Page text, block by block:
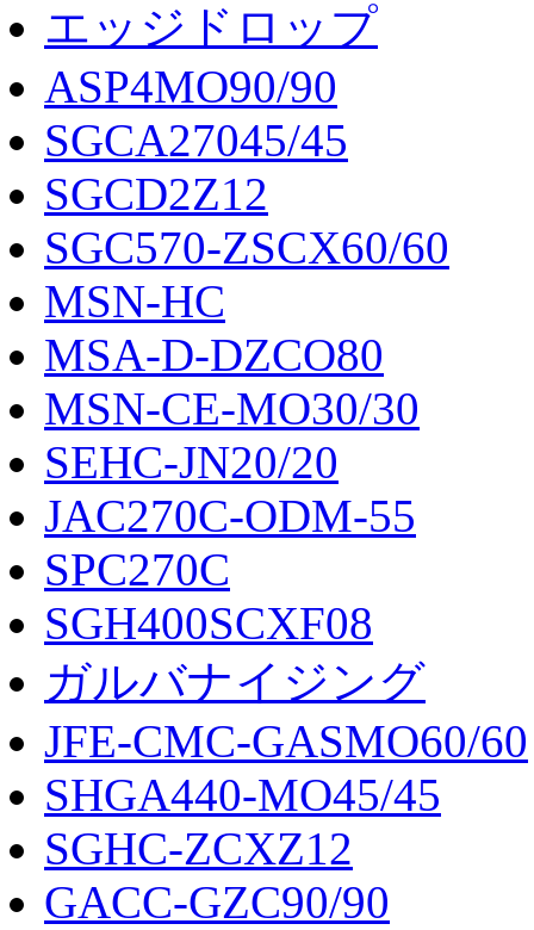
エッジドロップ
ASP4MO90/90
SGCA27045/45
SGCD2Z12
SGC570-ZSCX60/60
MSN-HC
MSA-D-DZCO80
MSN-CE-MO30/30
SEHC-JN20/20
JAC270C-ODM-55
SPC270C
SGH400SCXF08
ガルバナイジング
JFE-CMC-GASMO60/60
SHGA440-MO45/45
SGHC-ZCXZ12
GACC-GZC90/90